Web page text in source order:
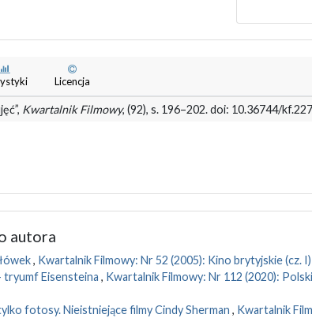
Licencja
Kwartalnik Filmowy, (92), s. 196–202. doi: 10.36744/
autora
, Kwartalnik Filmowy: Nr 52 (2005): Kino brytyjskie (cz. I)
tryumf Eisensteina , Kwartalnik Filmowy: Nr 112 (2020):
fotosy. Nieistniejące filmy Cindy Sherman , Kwartalnik